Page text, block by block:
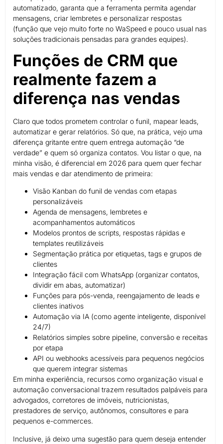
automatizado, garanta que a ferramenta permita agendar
mensagens, criar lembretes e personalizar respostas
(função que vejo muito forte no WaSpeed e pouco usual nas
soluções tradicionais pensadas para grandes equipes).
Funções de CRM que
realmente fazem a
diferença nas vendas
Claro que todos prometem controlar o funil, mapear leads,
automatizar e gerar relatórios. Só que, na prática, vejo uma
diferença gritante entre quem entrega automação “de
verdade” e quem só organiza contatos. Vou listar o que, na
minha visão, é diferencial em 2026 para quem quer fechar
mais vendas e dar atendimento de primeira:
Visão Kanban do funil de vendas com etapas
personalizáveis
Agenda de mensagens, lembretes e
acompanhamentos automáticos
Modelos prontos de scripts, respostas rápidas e
templates reutilizáveis
Segmentação prática por etiquetas, tags e grupos de
clientes
Integração fácil com WhatsApp (organizar contatos,
dividir em abas, automatizar)
Funções para pós-venda, reengajamento de leads e
clientes inativos
Automação via IA (como agente inteligente, disponível
24/7)
Relatórios simples sobre pipeline, conversão e receitas
por etapa
API ou webhooks acessíveis para pequenos negócios
que querem integrar sistemas
Em minha experiência, recursos como organização visual e
automação conversacional trazem resultados palpáveis para
advogados, corretores de imóveis, nutricionistas,
prestadores de serviço, autônomos, consultores e para
pequenos e-commerces.
Inclusive, já deixo uma sugestão para quem deseja entender